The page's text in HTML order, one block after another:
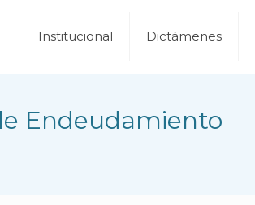
Institucional Dictámenes
Endeudamiento